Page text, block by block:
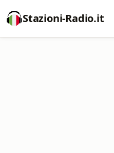
Stazioni-Radio.it